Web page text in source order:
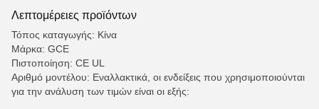
Λεπτομέρειες προϊόντων
Τόπος καταγωγής: Κίνα
Μάρκα: GCE
Πιστοποίηση: CE UL
Αριθμό μοντέλου: Εναλλακτικά, οι ενδείξεις που χρησιμοποιούνται
για την ανάλυση των τιμών είναι οι εξής: